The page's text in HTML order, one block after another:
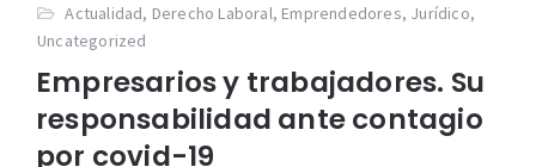
Actualidad, Derecho Laboral, Emprendedores, Jurídico,
Uncategorized
Empresarios y trabajadores. Su
responsabilidad ante contagio
por covid-19